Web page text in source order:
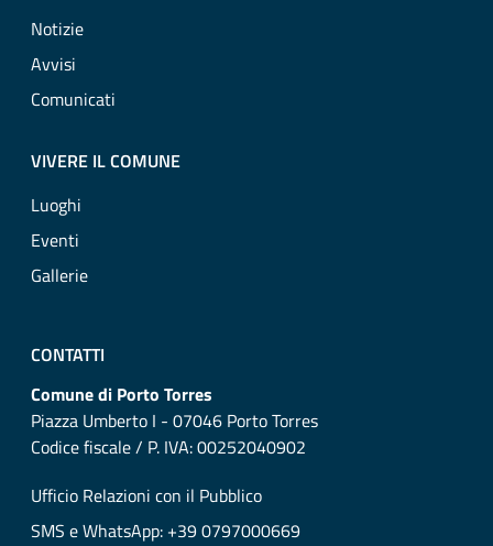
Notizie
Avvisi
Comunicati
VIVERE IL COMUNE
Luoghi
Eventi
Gallerie
CONTATTI
Comune di Porto Torres
Piazza Umberto I - 07046 Porto Torres
Codice fiscale / P. IVA: 00252040902
Ufficio Relazioni con il Pubblico
SMS e WhatsApp: +39 0797000669